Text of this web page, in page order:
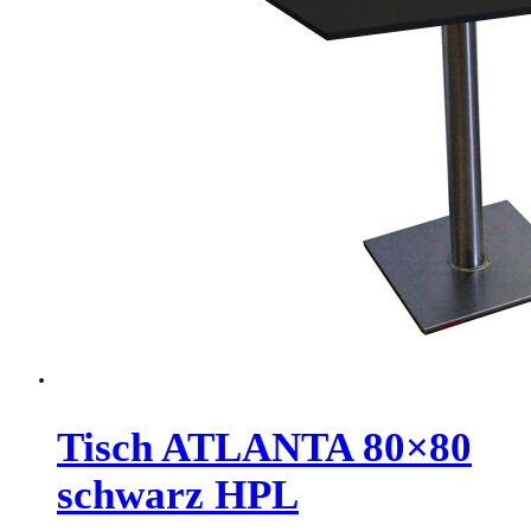
Tisch ATLANTA 80×80
schwarz HPL